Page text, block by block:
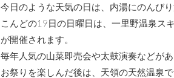
今日のような天気の日は、内湯にのんび
こんどの19日の日曜日は、一里野温泉ス
が開催されます。
毎年人気の山菜即売会や太鼓演奏などが
お祭りを楽しんだ後は、天領の天然温泉